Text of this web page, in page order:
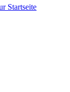
Startseite